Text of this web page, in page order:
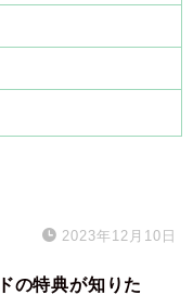
2023年12月10日
の特典が知りた